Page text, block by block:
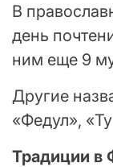
В
день
ним еще 9
Другие
«Федул»,
Традиции в